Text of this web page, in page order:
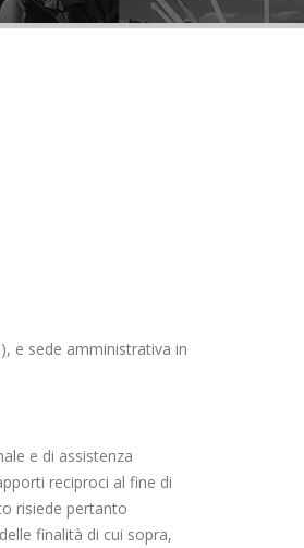
e sede amministrativa in
e di assistenza
reciproci al fine di
risiede pertanto
finalità di cui sopra,